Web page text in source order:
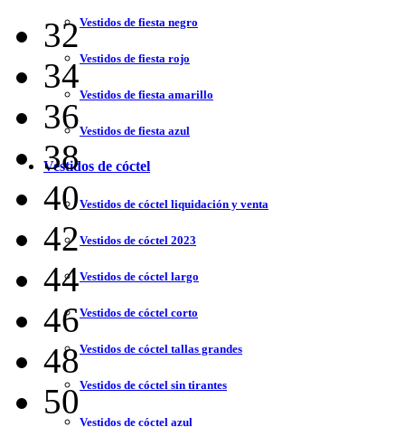
Vestidos de fiesta negro
Vestidos de fiesta rojo
Vestidos de fiesta amarillo
Vestidos de fiesta azul
Vestidos de cóctel
Vestidos de cóctel liquidación y venta
Vestidos de cóctel 2023
Vestidos de cóctel largo
Vestidos de cóctel corto
Vestidos de cóctel tallas grandes
Vestidos de cóctel sin tirantes
Vestidos de cóctel azul
32
34
36
38
40
42
44
46
48
50